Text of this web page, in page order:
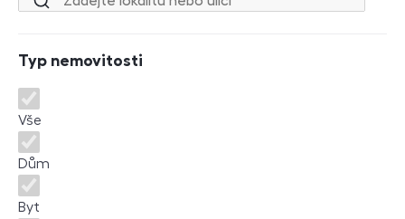
Lokalita nebo ulice
Typ nemovitosti
Typ nemovitosti
Vše
Dům
Byt